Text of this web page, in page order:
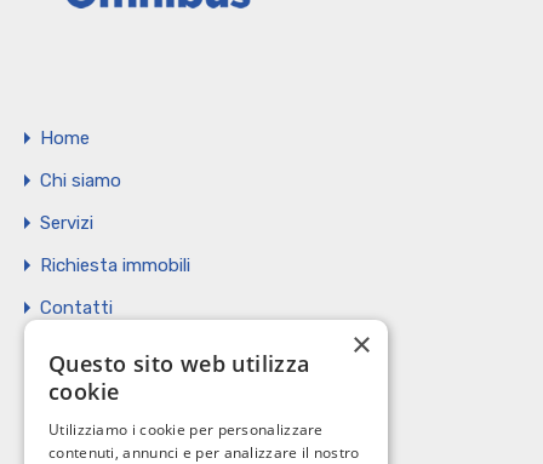
Home
Chi siamo
Servizi
Richiesta immobili
Contatti
Vendi il tuo immobile
Privacy Policy
Cookie policy
×
Questo sito web utilizza
cookie
Utilizziamo i cookie per personalizzare
contenuti, annunci e per analizzare il nostro